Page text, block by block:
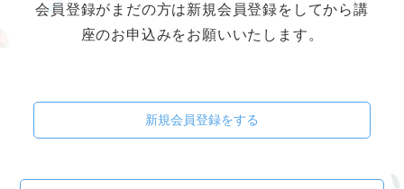
会員登録がまだの方は新規会員登録をしてから講
座のお申込みをお願いいたします。
新規会員登録をする